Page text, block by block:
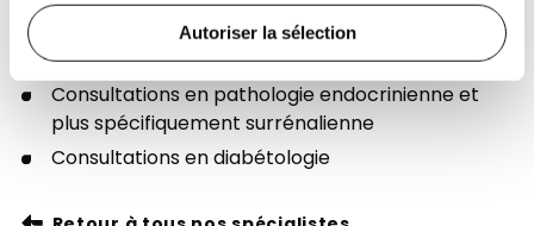
Autoriser la sélection
Présentation
Consultations en pathologie endocrinienne et
plus spécifiquement surrénalienne
Consultations en diabétologie